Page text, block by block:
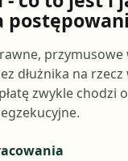
dłużnika na rzecz
zwykle chodzi o